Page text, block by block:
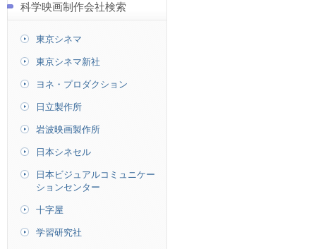
科学映画制作会社検索
東京シネマ
東京シネマ新社
ヨネ・プロダクション
日立製作所
岩波映画製作所
日本シネセル
日本ビジュアルコミュニケー
ションセンター
十字屋
学習研究社